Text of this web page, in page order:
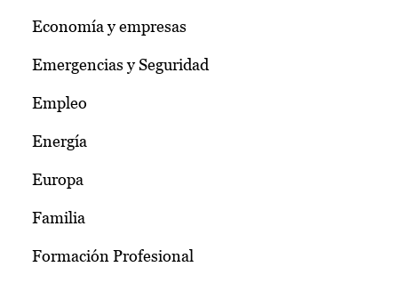
Economía y empresas
Emergencias y Seguridad
Empleo
Energía
Europa
Familia
Formación Profesional